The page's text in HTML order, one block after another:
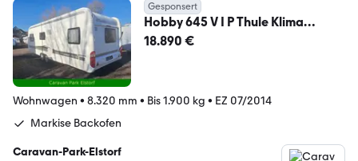
Gesponsert
Hobby 645 V I P Thule Klima
Sondermodell usw
18.890 €
Wohnwagen • 8.320 mm • Bis 1.900 kg • EZ 07/2014
Markise Backofen
Caravan-Park-Elstorf